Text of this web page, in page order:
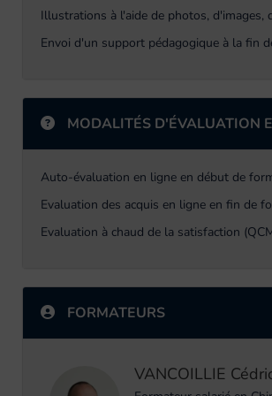
Illustrations à l'aide de photos, d'images,
Envoi d'un support pédagogique à la fin
MODALITÉS D'ÉVALUATION
Auto-évaluation en ligne en début de
Evaluation des acquis en ligne en fin de
Evaluation à chaud de la satisfaction
FORMATEURS
VANCOILLIE